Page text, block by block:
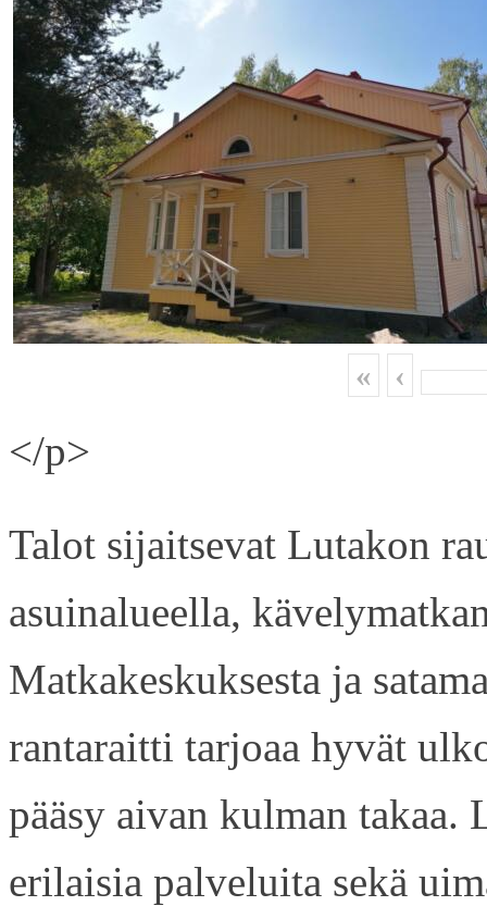
« ‹
</p>
Talot sijaitsevat Lutakon
asuinalueella,
Matkakeskuksesta ja
rantaraitti tarjoaa hyvät
pääsy aivan kulman
erilaisia palveluita sekä